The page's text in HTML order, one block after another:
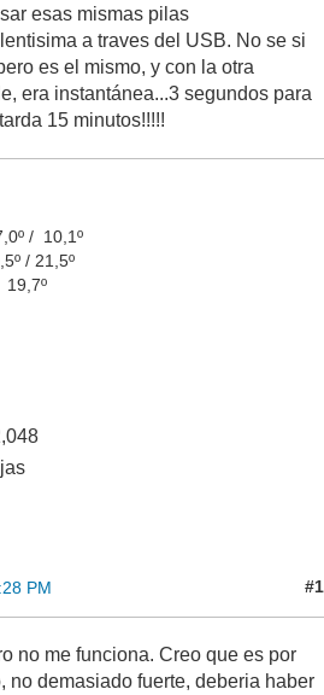
esas mismas pilas
a traves del USB. No se si
es el mismo, y con la otra
era instantánea...3 segundos para
15 minutos!!!!!
/ 10,1º
/ 21,5º
PM #1
no me funciona. Creo que es por
no demasiado fuerte, deberia haber